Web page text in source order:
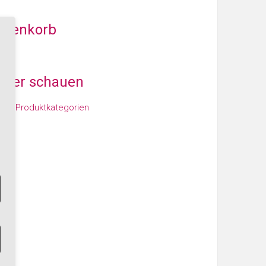
schauen
Produktkategorien